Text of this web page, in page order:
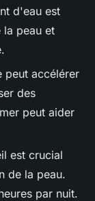
d'eau est
la peau et
peut accélérer
des
peut aider
est crucial
de la peau.
par nuit.